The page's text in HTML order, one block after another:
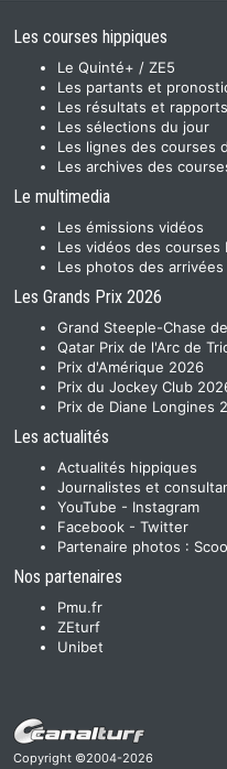
Les courses hippiques
Le Quinté+ / ZE5
Les partants et
Les résultats et rapports
Les sélections du jour
Les lignes des courses
Les archives des
Le multimedia
Les émissions vidéos
Les vidéos des courses
Les photos des arrivées
Les Grands Prix 2026
Grand Steeple-Chase
Qatar Prix de l'Arc de
Prix d'Amérique 2026
Prix du Jockey Club
Prix de Diane Longines
Les actualités
Actualités hippiques
Journalistes et
YouTube - Instagram
Facebook - Twitter
Partenaire photos :
Nos partenaires
Pmu.fr
ZEturf
Unibet
Copyright ©2004-2026